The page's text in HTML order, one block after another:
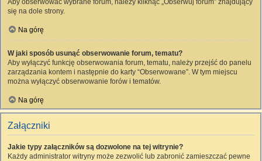
Aby obserwować wybrane forum, należy kliknąć „Obserwuj forum” znajdujący
się na dole strony.
Na górę
W jaki sposób usunąć obserwowanie forum, tematu?
Aby wyłączyć funkcję obserwowania forum, tematu, należy przejść do panelu
zarządzania kontem i następnie do karty “Obserwowane”. W tym miejscu
można wyłączyć obserwowanie forów i tematów.
Na górę
Załączniki
Jakie typy załączników są dozwolone na tej witrynie?
Każdy administrator witryny może zezwolić lub zabronić zamieszczać pewne